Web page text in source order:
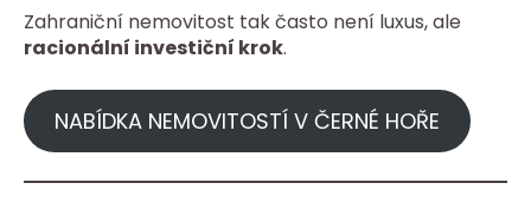
Zahraniční nemovitost tak často není luxus, ale
racionální investiční krok.
NABÍDKA NEMOVITOSTÍ V ČERNÉ HOŘE